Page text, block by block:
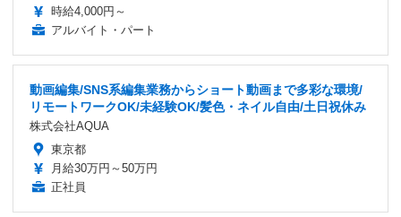
時給4,000円～
アルバイト・パート
動画編集/SNS系編集業務からショート動画まで多彩な環境/
リモートワークOK/未経験OK/髪色・ネイル自由/土日祝休み
株式会社AQUA
東京都
月給30万円～50万円
正社員